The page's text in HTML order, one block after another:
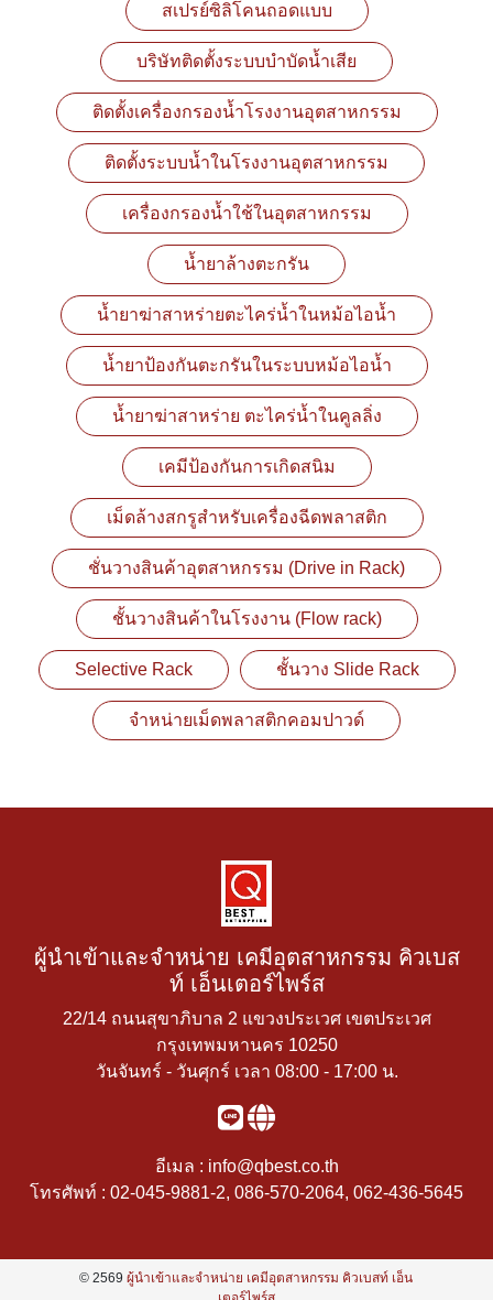
สเปรย์ซิลิโคนถอดแบบ
บริษัทติดตั้งระบบบำบัดน้ำเสีย
ติดตั้งเครื่องกรองน้ำโรงงานอุตสาหกรรม
ติดตั้งระบบน้ำในโรงงานอุตสาหกรรม
เครื่องกรองน้ำใช้ในอุตสาหกรรม
น้ำยาล้างตะกรัน
น้ำยาฆ่าสาหร่ายตะไคร่น้ำในหม้อไอน้ำ
น้ำยาป้องกันตะกรันในระบบหม้อไอน้ำ
น้ำยาฆ่าสาหร่าย ตะไคร่น้ำในคูลลิ่ง
เคมีป้องกันการเกิดสนิม
เม็ดล้างสกรูสำหรับเครื่องฉีดพลาสติก
ชั่นวางสินค้าอุตสาหกรรม (Drive in Rack)
ชั้นวางสินค้าในโรงงาน (Flow rack)
Selective Rack ชั้นวาง Slide Rack
จำหน่ายเม็ดพลาสติกคอมปาวด์
ผู้นำเข้าและจำหน่าย เคมีอุตสาหกรรม คิวเบส
ท์ เอ็นเตอร์ไพร์ส
22/14 ถนนสุขาภิบาล 2 แขวงประเวศ เขตประเวศ
กรุงเทพมหานคร 10250
วันจันทร์ - วันศุกร์ เวลา 08:00 - 17:00 น.
อีเมล : info@qbest.co.th
โทรศัพท์ : 02-045-9881-2, 086-570-2064, 062-436-5645
© 2569ผู้นำเข้าและจำหน่าย เคมีอุตสาหกรรม คิวเบสท์ เอ็น